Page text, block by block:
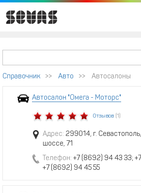
Справочник >> Авто >> Автосалоны
Автосалон "Омега - Моторс"
Отзывов (1)
Адрес: 299014, г.
шоссе, 71
Телефон: +7 (8692) 94 43 33;
+7 (8692) 94 45 55